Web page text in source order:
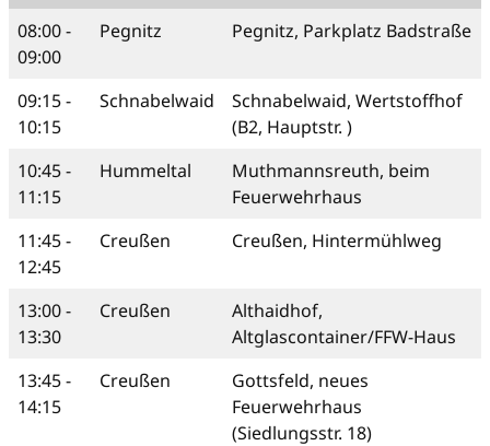
08:00 -
09:00
Pegnitz Pegnitz, Parkplatz Badstraße
09:15 -
10:15
Schnabelwaid
Schnabelwaid, Wertstoffhof
(B2, Hauptstr. )
10:45 -
11:15
Hummeltal
Muthmannsreuth, beim
Feuerwehrhaus
11:45 -
12:45
Creußen Creußen, Hintermühlweg
13:00 -
13:30
Creußen
Althaidhof,
Altglascontainer/FFW-Haus
13:45 -
14:15
Creußen
Gottsfeld, neues
Feuerwehrhaus
(Siedlungsstr. 18)